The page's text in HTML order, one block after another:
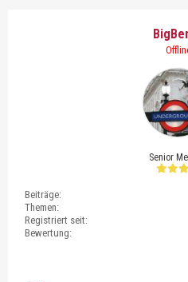
Senior
Beiträge:
Themen:
Registriert seit:
Bewertung: